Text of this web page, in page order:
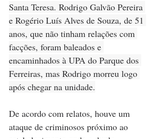
Santa Teresa. Rodrigo Galvão Pereira
e Rogério Luís Alves de Souza, de 51
anos, que não tinham relações com
facções, foram baleados e
encaminhados à UPA do Parque dos
Ferreiras, mas Rodrigo morreu logo
após chegar na unidade.
De acordo com relatos, houve um
ataque de criminosos próximo ao